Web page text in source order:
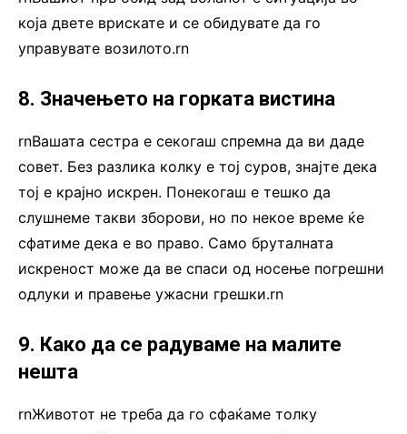
која двете врискате и се обидувате да го
управувате возилото.rn
8. Значењето на горката вистина
rnВашата сестра е секогаш спремна да ви даде
совет. Без разлика колку е тој суров, знајте дека
тој е крајно искрен. Понекогаш е тешко да
слушнеме такви зборови, но по некое време ќе
сфатиме дека е во право. Само бруталната
искреност може да ве спаси од носење погрешни
одлуки и правење ужасни грешки.rn
9. Како да се радуваме на малите
нешта
rnЖивотот не треба да го сфаќаме толку